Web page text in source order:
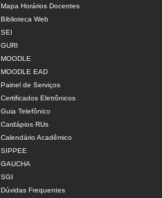
Mapa Horários Docentes
Biblioteca Web
SEI
GURI
MOODLE
MOODLE EAD
Painel de Serviços
Certificados Eletrônicos
Guia Telefônico
Cardápios RUs
Calendário Acadêmico
SIPPEE
GAUCHA
SGI
Dúvidas Frequentes